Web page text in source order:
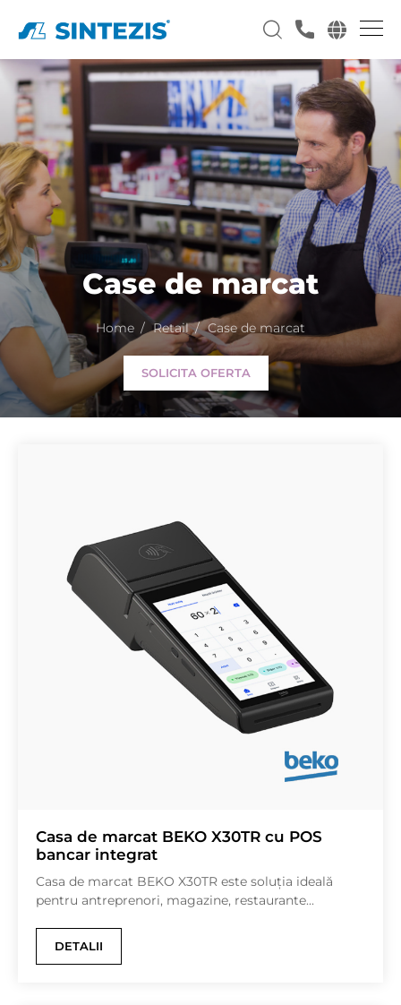
Case de marcat
Home Retail Case de marcat
SOLICITA OFERTA
Casa de marcat BEKO X30TR cu POS
bancar integrat
Casa de marcat BEKO X30TR este soluția ideală
pentru antreprenori, magazine, restaurante...
DETALII